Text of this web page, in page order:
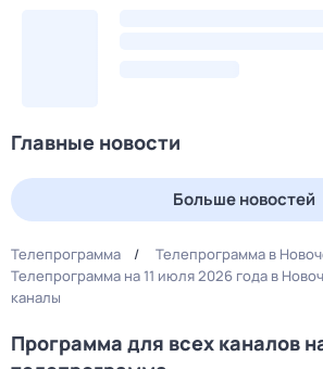
Главные новости
Больше новостей
Телепрограмма
Телепрограмма в
Телепрограмма на 11 июля 2026 года в
каналы
Программа для всех каналов